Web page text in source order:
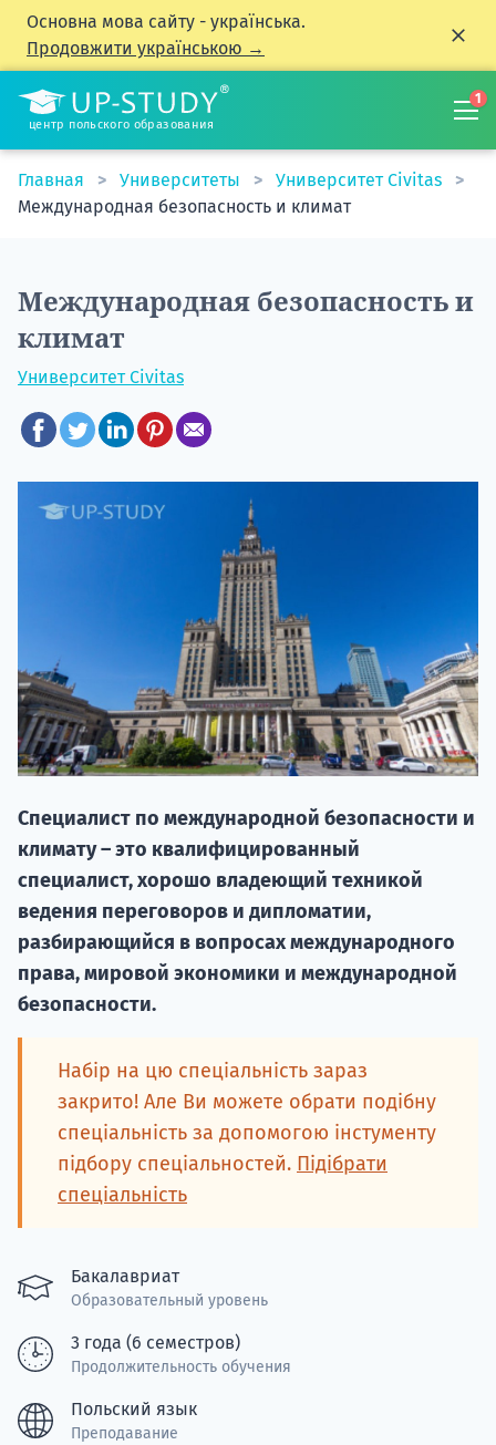
Основна мова сайту - українська.
Продовжити українською →
центр польского образования
1
Главная Университеты
Университет Civitas
Международная безопасность и климат
Международная безопасность и
климат
Университет Civitas
Специалист по международной безопасности и
климату – это квалифицированный
специалист, хорошо владеющий техникой
ведения переговоров и дипломатии,
разбирающийся в вопросах международного
права, мировой экономики и международной
безопасности.
Набір на цю спеціальність зараз
закрито! Але Ви можете обрати подібну
спеціальність за допомогою інстументу
підбору спеціальностей. Підібрати
спеціальність
Бакалавриат
Образовательный уровень
3 года (6 семестров)
Продолжительность обучения
Польский язык
Преподавание
НАБОР